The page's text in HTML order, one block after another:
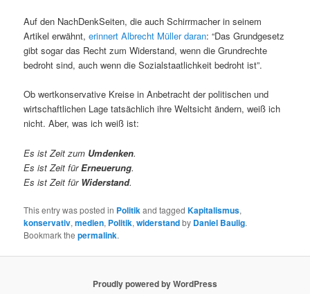
Auf den NachDenkSeiten, die auch Schirrmacher in seinem
Artikel erwähnt,erinnert Albrecht Müller daran: “Das Grundgesetz
gibt sogar das Recht zum Widerstand, wenn die Grundrechte
bedroht sind, auch wenn die Sozialstaatlichkeit bedroht ist”.
Ob wertkonservative Kreise in Anbetracht der politischen und
wirtschaftlichen Lage tatsächlich ihre Weltsicht ändern, weiß ich
nicht. Aber, was ich weiß ist:
Es ist Zeit zum Umdenken.
Es ist Zeit fürErneuerung.
Es ist Zeit für Widerstand.
This entry was posted in Politikand taggedKapitalismus,
konservativ,medien, Politik,widerstandby Daniel Baulig.
Bookmark thepermalink.
Proudly powered by WordPress